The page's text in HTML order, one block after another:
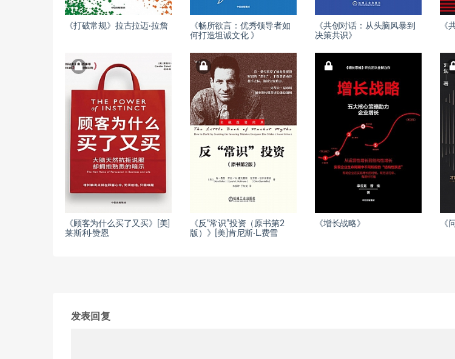
《打破常规》拉古拉迈·拉詹
《畅所欲言：优秀领导者如
何打造坦诚文化 》
《共创对话：从头脑风暴到
决策共识》
《
《顾客为什么买了又买》[美]
莱斯利·赞恩
《反“常识”投资（原书第2
版）》[美]肯尼斯·L.费雪
《增长战略》 《
发表回复